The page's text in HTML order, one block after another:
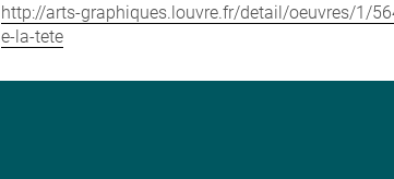
http://arts-graphiques.louvre.fr/detail/oeuvres/1/
e-la-tete